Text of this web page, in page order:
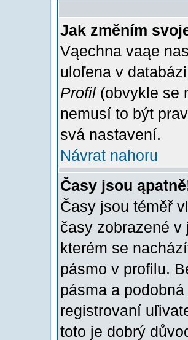
Jak změním
Vąechna vaąe
uloľena v
Profil (obvykle se
nemusí to být
svá nastavení.
Návrat nahoru
Časy jsou
Časy jsou téměř
časy zobrazené
kterém se
pásmo v profilu.
pásma a
registrovaní
toto je dobrý